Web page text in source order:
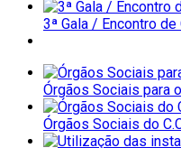
3ª Gala / Encontro
Órgãos Sociais para
Órgãos Sociais do